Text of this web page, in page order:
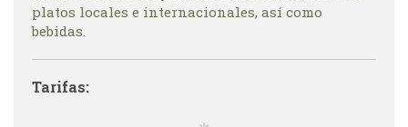
platos locales e internacionales, así como
bebidas.
Tarifas: